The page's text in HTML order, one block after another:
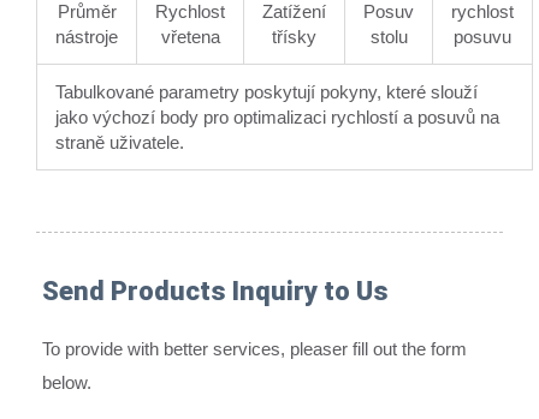
Průměr
nástroje
Rychlost
vřetena
Zatížení
třísky
Posuv
stolu
rychlost
posuvu
Tabulkované parametry poskytují pokyny, které slouží
jako výchozí body pro optimalizaci rychlostí a posuvů na
straně uživatele.